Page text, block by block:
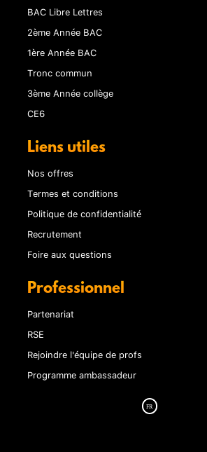
BAC Libre Lettres
2ème Année BAC
1ère Année BAC
Tronc commun
3ème Année collège
CE6
Liens utiles
Nos offres
Termes et conditions
Politique de confidentialité
Recrutement
Foire aux questions
Professionnel
Partenariat
RSE
Rejoindre l'équipe de profs
Programme ambassadeur